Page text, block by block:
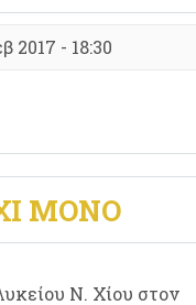
2017 - 18:30
ΜΟΝΟ
Ν. Χίου στον